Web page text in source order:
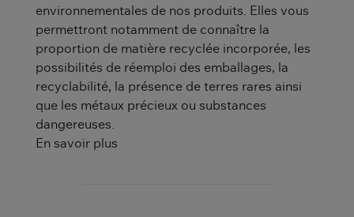
environnementales de nos produits. Elles vous
permettront notamment de connaître la
proportion de matière recyclée incorporée, les
possibilités de réemploi des emballages, la
recyclabilité, la présence de terres rares ainsi
que les métaux précieux ou substances
dangereuses.
En savoir plus